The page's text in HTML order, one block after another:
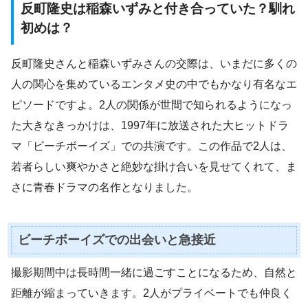
反町隆史は稲森いずみと付き合っていた？馴れ
初めは？
反町隆史さんと稲森いずみさんの交際は、いまだに多くの
人の関心を集めているエンタメ史の中でもかなり有名なエ
ピソードですよ。2人の関係が世間で知られるようになっ
た大きなきっかけは、1997年に放送された大ヒットドラ
マ「ビーチボーイズ」での共演です。この作品で2人は、
若者らしい爽やかさと絶妙な掛け合いを見せてくれて、ま
さに青春ドラマの名作となりました。
ビーチボーイズでの出会いと急接近
撮影期間中は長時間一緒に過ごすことになるため、自然と
距離が縮まっていきます。2人がプライベートでも仲良く